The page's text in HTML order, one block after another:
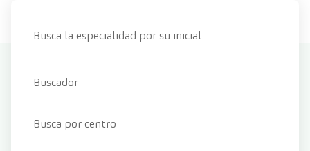
Busca la especialidad por su inicial
Buscador
Busca por centro